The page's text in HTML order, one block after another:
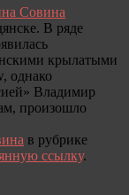
Совина
В ряде
крылатыми
однако
Владимир
произошло
в рубрике
ссылку.